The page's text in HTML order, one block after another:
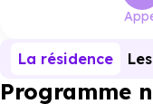
La résidence
Programme